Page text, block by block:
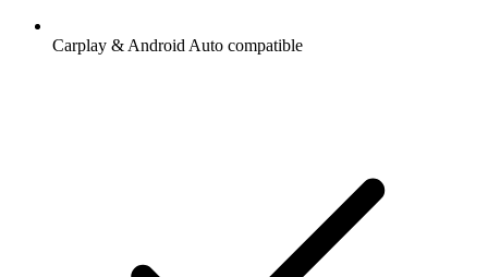
Carplay & Android Auto compatible